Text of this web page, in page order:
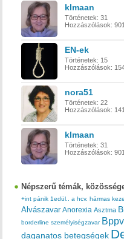
klmaan
Történetek: 31
Hozzászólások: 901
EN-ek
Történetek: 15
Hozzászólások:
nora51
Történetek: 22
Hozzászólások:
klmaan
Történetek: 31
Hozzászólások: 901
Népszerű témák,
+int pánik 1edül.. a hcv. hármas
Alvászavar Anorexia Asztma
borderline személyiségzavar Bppv
daganatos betegségek